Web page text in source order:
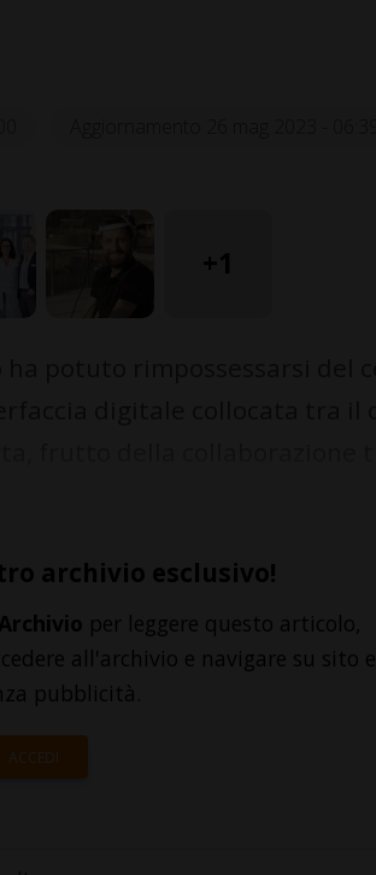
archivio esclusivo!
Archivio per leggere questo articolo,
all'archivio e navigare su sito e
pubblicità.
ACCEDI